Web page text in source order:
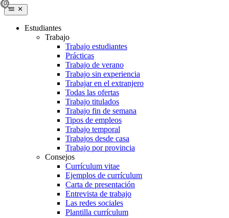
Estudiantes
Trabajo
Trabajo estudiantes
Prácticas
Trabajo de verano
Trabajo sin experiencia
Trabajar en el extranjero
Todas las ofertas
Trabajo titulados
Trabajo fin de semana
Tipos de empleos
Trabajo temporal
Trabajos desde casa
Trabajo por provincia
Consejos
Currículum vitae
Ejemplos de currículum
Carta de presentación
Entrevista de trabajo
Las redes sociales
Plantilla currículum